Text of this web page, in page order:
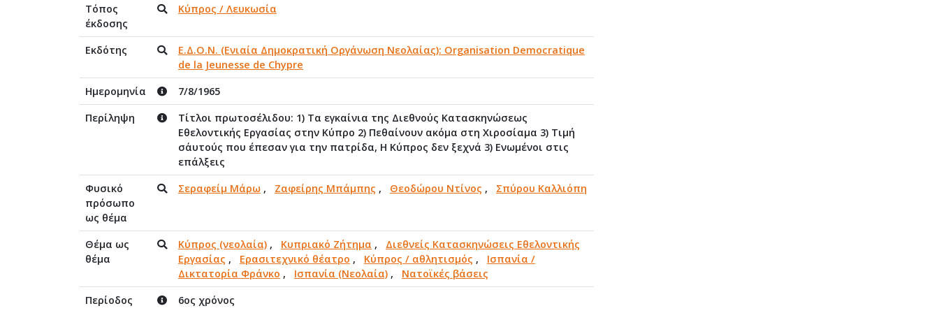
Τόπος
έκδοσης
Κύπρος / Λευκωσία
Εκδότης
Ε.Δ.Ο.Ν. (Ενιαία Δημοκρατική Οργάνωση Νεολαίας): Organisation Democratique
de la Jeunesse de Chypre
Ημερομηνία
7/8/1965
Περίληψη
Τίτλοι πρωτοσέλιδου: 1) Τα εγκαίνια της Διεθνούς Κατασκηνώσεως
Εθελοντικής Εργασίας στην Κύπρο 2) Πεθαίνουν ακόμα στη Χιροσίαμα 3) Τιμή
σ΄αυτούς που έπεσαν για την πατρίδα, Η Κύπρος δεν ξεχνά 3) Ενωμένοι στις
επάλξεις
Φυσικό
πρόσωπο
ως θέμα
Σεραφείμ Μάρω , Ζαφείρης Μπάμπης , Θεοδώρου Ντίνος , Σπύρου Καλλιόπη
Θέμα ως
θέμα
Κύπρος (νεολαία) , Κυπριακό Ζήτημα , Διεθνείς Κατασκηνώσεις Εθελοντικής
Εργασίας , Ερασιτεχνικό θέατρο , Κύπρος / αθλητισμός , Ισπανία /
Δικτατορία Φράνκο , Ισπανία (Νεολαία) , Νατοϊκές βάσεις
Περίοδος
6ος χρόνος